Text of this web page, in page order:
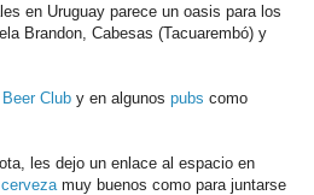
en Uruguay parece un oasis para los
Brandon, Cabesas (Tacuarembó) y
Club y en algunos pubs como
les dejo un enlace al espacio en
muy buenos como para juntarse